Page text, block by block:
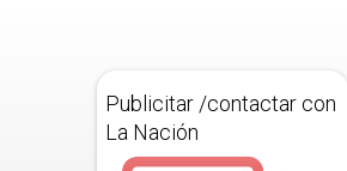
Publicitar /contactar con
La Nación